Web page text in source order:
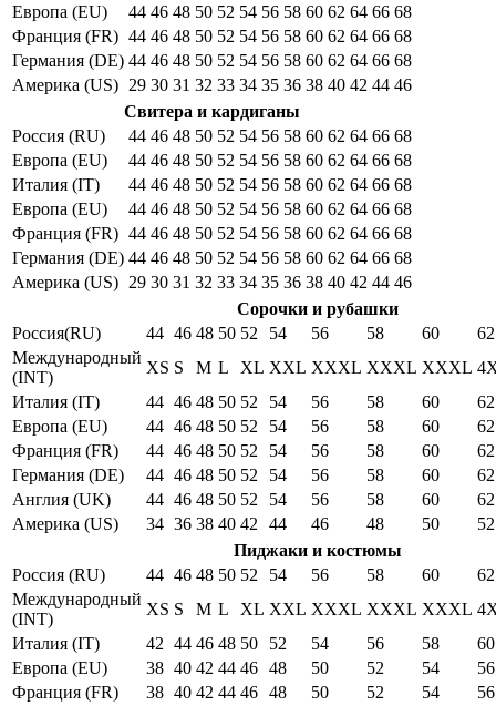
Европа (EU)
44 46 48 50 52 54 56 58 60 62 64 66 68
Франция (FR) 44 46 48 50 52 54 56 58 60 62 64 66 68
Германия (DE) 44 46 48 50 52 54 56 58 60 62 64 66 68
Америка (US) 29 30 31 32 33 34 35 36 38 40 42 44 46
Свитера и кардиганы
Россия (RU)
44 46 48 50 52 54 56 58 60 62 64 66 68
Европа (EU)
44 46 48 50 52 54 56 58 60 62 64 66 68
Италия (IT)
44 46 48 50 52 54 56 58 60 62 64 66 68
Европа (EU)
44 46 48 50 52 54 56 58 60 62 64 66 68
Франция (FR) 44 46 48 50 52 54 56 58 60 62 64 66 68
Германия (DE) 44 46 48 50 52 54 56 58 60 62 64 66 68
Америка (US) 29 30 31 32 33 34 35 36 38 40 42 44 46
Сорочки и рубашки
Россия(RU)
44 46 48 50 52 54 56 58 60
62
Международный
(INT)
XS S M L XL XXL XXXL XXXL XXXL
Италия (IT)
44 46 48 50 52 54 56 58 60
62
Европа (EU)
44 46 48 50 52 54 56 58 60
62
Франция (FR)
44 46 48 50 52 54 56 58 60
62
Германия (DE)
44 46 48 50 52 54 56 58 60
62
Англия (UK)
44 46 48 50 52 54 56 58 60
62
Америка (US)
34 36 38 40 42 44 46 48 50
52
Пиджаки и костюмы
Россия (RU)
44 46 48 50 52 54 56 58 60
62
Международный
(INT)
XS S M L XL XXL XXXL XXXL XXXL
Италия (IT)
42 44 46 48 50 52 54 56 58
60
Европа (EU)
38 40 42 44 46 48 50 52 54
56
Франция (FR)
38 40 42 44 46 48 50 52 54
56